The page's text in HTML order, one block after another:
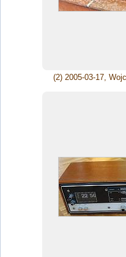
(2) 2005-03-17,